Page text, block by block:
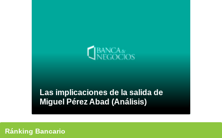
Las implicaciones de la salida de
Miguel Pérez Abad (Análisis)
Ránking Bancario